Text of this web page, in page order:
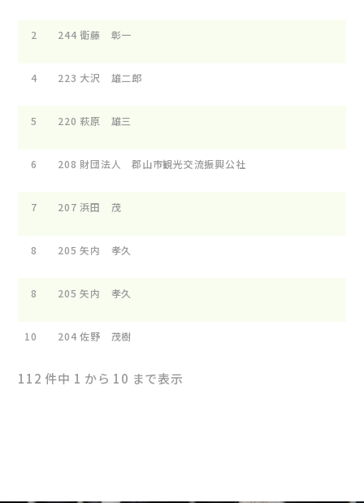
2 244 衛藤 彰
4 223 大沢 雄二
5 220 萩原 雄
6 208 財団法人 郡山市観光交流振興公
7 207 浜田
8 205 矢内 孝
8 205 矢内 孝
10 204 佐野 茂
112 件中 1 から 10 まで表示